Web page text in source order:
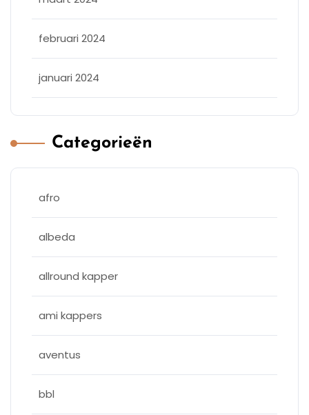
februari 2024
januari 2024
Categorieën
afro
albeda
allround kapper
ami kappers
aventus
bbl